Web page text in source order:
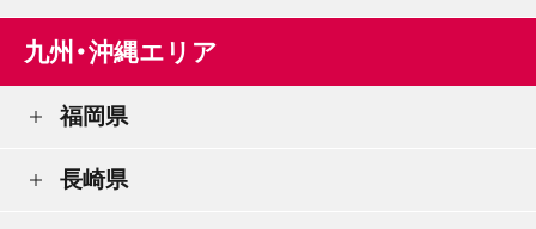
九州・沖縄エリア
福岡県
長崎県